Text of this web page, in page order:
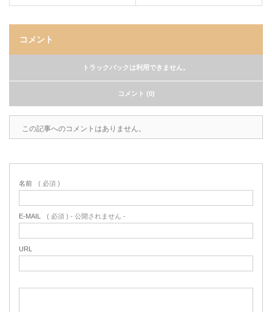
コメント
トラックバックは利用できません。
コメント (0)
この記事へのコメントはありません。
名前 ( 必須 )
E-MAIL ( 必須 ) - 公開されません -
URL